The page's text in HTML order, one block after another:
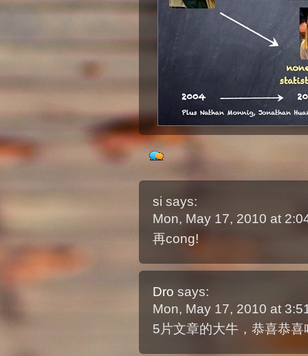
si says:
Mon, May 17, 2010 at
再cong!
Dro says:
Mon, May 17, 2010 at
5片文章的大牛，恭喜恭